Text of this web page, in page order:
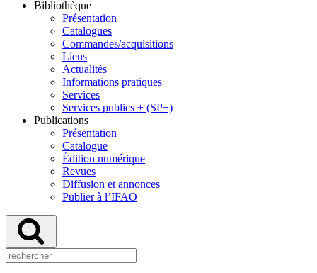
Bibliothèque
Présentation
Catalogues
Commandes/acquisitions
Liens
Actualités
Informations pratiques
Services
Services publics + (SP+)
Publications
Présentation
Catalogue
Édition numérique
Revues
Diffusion et annonces
Publier à l’IFAO